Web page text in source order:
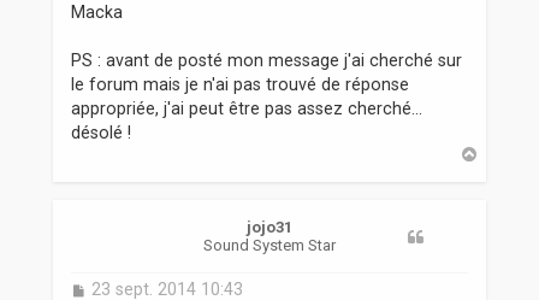
Macka
PS : avant de posté mon message j'ai cherché sur
le forum mais je n'ai pas trouvé de réponse
appropriée, j'ai peut être pas assez cherché...
désolé !
jojo31
Sound System Star
M
23 sept. 2014 10:43